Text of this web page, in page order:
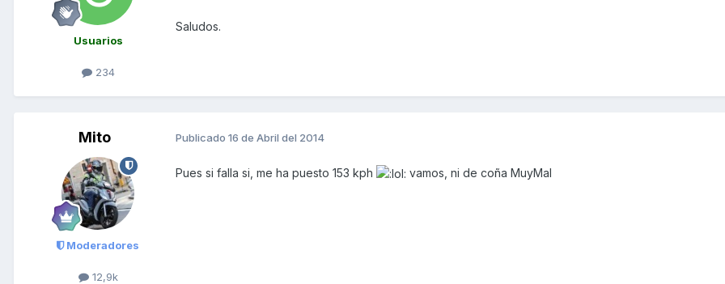
Usuarios
234
Saludos.
Mito
Moderadores
12,9k
Publicado 16 de Abril del 2014
Pues si falla si, me ha puesto 153 kph vamos, ni de coña MuyMal